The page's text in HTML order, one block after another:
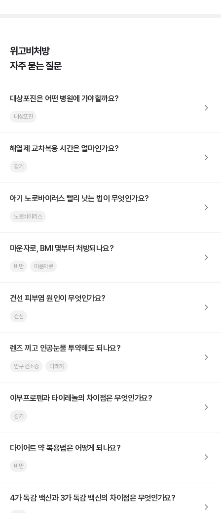
위고비처방
자주 묻는 질문
대상포진은 어떤 병원에 가야할까요?
대상포진
해열제 교차복용 시간은 얼마인가요?
감기
아기 노로바이러스 빨리 낫는 법이 무엇인가요?
노로바이러스
마운자로, BMI 몇부터 처방되나요?
비만 마운자로
건선 피부염 원인이 무엇인가요?
건선
렌즈 끼고 인공눈물 투약해도 되나요?
안구 건조증 다래끼
이부프로펜과 타이레놀의 차이점은 무엇인가요?
감기
다이어트 약 복용법은 어떻게 되나요?
비만
4가 독감 백신과 3가 독감 백신의 차이점은 무엇인가요?